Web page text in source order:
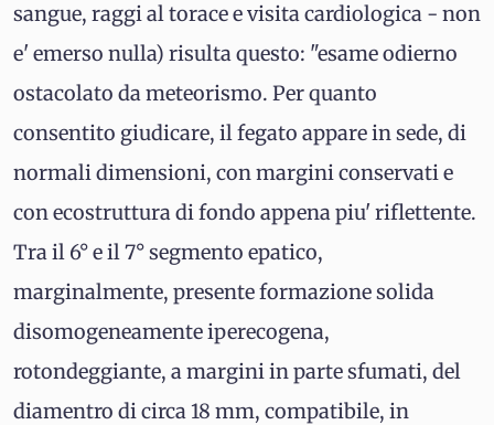
sangue, raggi al torace e visita cardiologica - non
e' emerso nulla) risulta questo: "esame odierno
ostacolato da meteorismo. Per quanto
consentito giudicare, il fegato appare in sede, di
normali dimensioni, con margini conservati e
con ecostruttura di fondo appena piu' riflettente.
Tra il 6° e il 7° segmento epatico,
marginalmente, presente formazione solida
disomogeneamente iperecogena,
rotondeggiante, a margini in parte sfumati, del
diamentro di circa 18 mm, compatibile, in